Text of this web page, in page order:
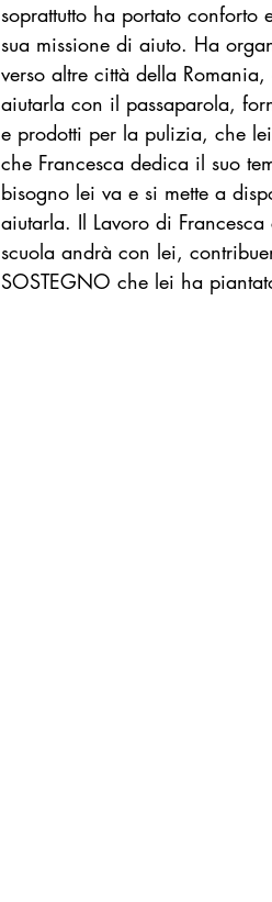
soprattutto ha portato conforto
sua missione di aiuto. Ha
verso altre città della
aiutarla con il passaparola,
e prodotti per la pulizia, che
che Francesca dedica il suo
bisogno lei va e si mette a
aiutarla. Il Lavoro di
scuola andrà con lei,
SOSTEGNO che lei ha